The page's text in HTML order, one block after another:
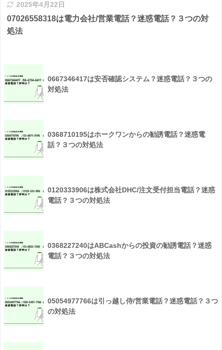
2025年4月22日
07026558318は電力会社/営業電話？迷惑電話？３つの対
処法
0667346417は安否確認システム？迷惑電話？３つの
対処法
0368710195はホークワンからの勧誘電話？迷惑電
話？３つの対処法
0120333906は株式会社DHC/注文受付担当電話？迷惑
電話？３つの対処法
0368227240はABCashからの投資の勧誘電話？迷惑
電話？３つの対処法
05054977766は引っ越し侍/営業電話？迷惑電話？３つ
の対処法